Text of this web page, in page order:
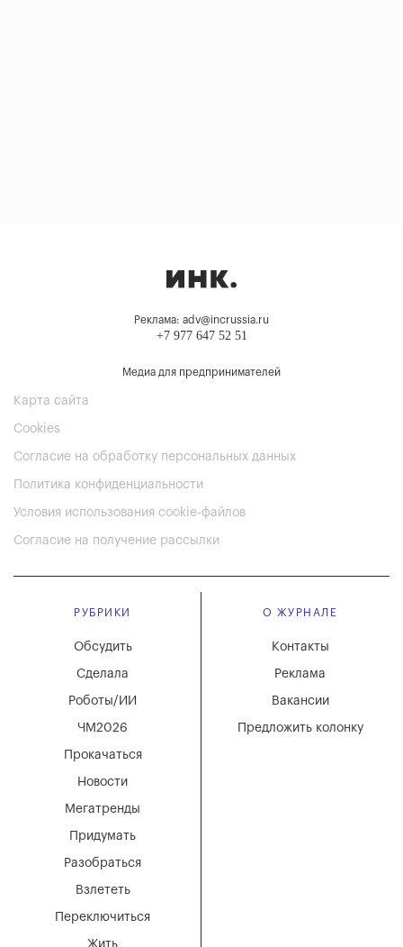
Реклама: adv@incrussia.ru
+7 977 647 52 51
Медиа для предпринимателей
Карта сайта
Cookies
Согласие на обработку персональных данных
Политика конфиденциальности
Условия использования cookie-файлов
Согласие на получение рассылки
РУБРИКИ
Мегатренды
Придумать
Разобраться
Взлететь
Новости
Переключиться
Обсудить
Сделала
Роботы/ИИ
ЧМ2026
Прокачаться
О ЖУРНАЛЕ
Вакансии
Реклама
Контакты
Предложить колонку